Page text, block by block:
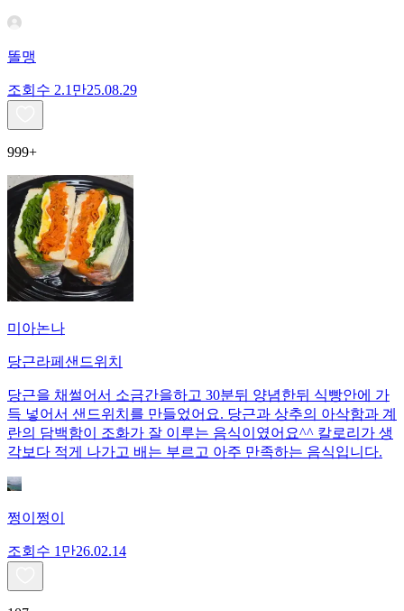
똘맹
조회수 2.1만25.08.29
999+
미아논나
당근라페샌드위치
당근을 채썰어서 소금간을하고 30분뒤 양념한뒤 식빵안에 가
득 넣어서 샌드위치를 만들었어요. 당근과 상추의 아삭함과 계
란의 담백함이 조화가 잘 이루는 음식이였어요^^ 칼로리가 생
각보다 적게 나가고 배는 부르고 아주 만족하는 음식입니다.
쩡이쩡이
조회수 1만26.02.14